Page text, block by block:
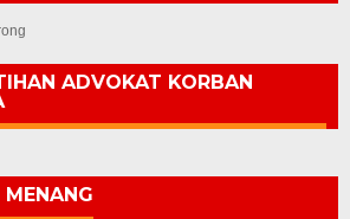
ADVOKAT KORBAN